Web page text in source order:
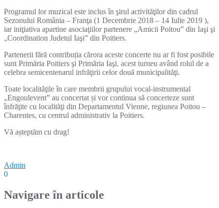
Programul lor muzical este inclus în şirul activităţilor din cadrul
Sezonului România – Franţa (1 Decembrie 2018 – 14 Iulie 2019 ),
iar iniţiativa apartine asociaţiilor partenere „Amicii Poitou” din Iaşi şi
„Coordination Judetul Iaşi” din Poitiers.
Partenerii fără contribuția cărora aceste concerte nu ar fi fost posibile
sunt Primăria Poitiers şi Primăria Iaşi, acest turneu având rolul de a
celebra semicentenarul infrăţirii celor două municipalităţi.
Toate localităţile în care membrii grupului vocal-instrumental
„Engoulevent” au concertat și vor continua să concerteze sunt
înfrăţite cu localităţi din Departamentul Vienne, regiunea Poitou –
Charentes, cu centrul administrativ la Poitiers.
Vă așteptăm cu drag!
Admin
0
Navigare în articole